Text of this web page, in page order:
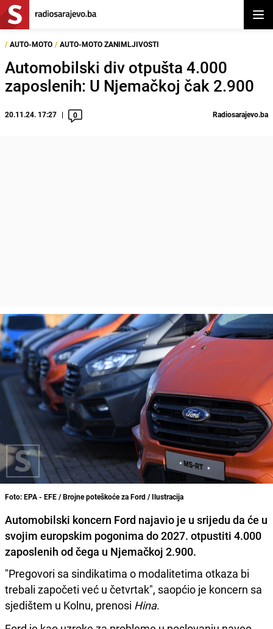
/ AUTO-MOTO / AUTO-MOTO ZANIMLJIVOSTI
Automobilski div otpušta 4.000
zaposlenih: U Njemačkoj čak 2.900
20.11.24. 17:27 0 Radiosarajevo.ba
Foto: EPA - EFE / Brojne poteškoće za Ford / Ilustracija
Automobilski koncern Ford najavio je u srijedu da će u
svojim europskim pogonima do 2027. otpustiti 4.000
zaposlenih od čega u Njemačkoj 2.900.
"Pregovori sa sindikatima o modalitetima otkaza bi
trebali započeti već u četvrtak", saopćio je koncern sa
sjedištem u Kolnu, prenosi Hina.